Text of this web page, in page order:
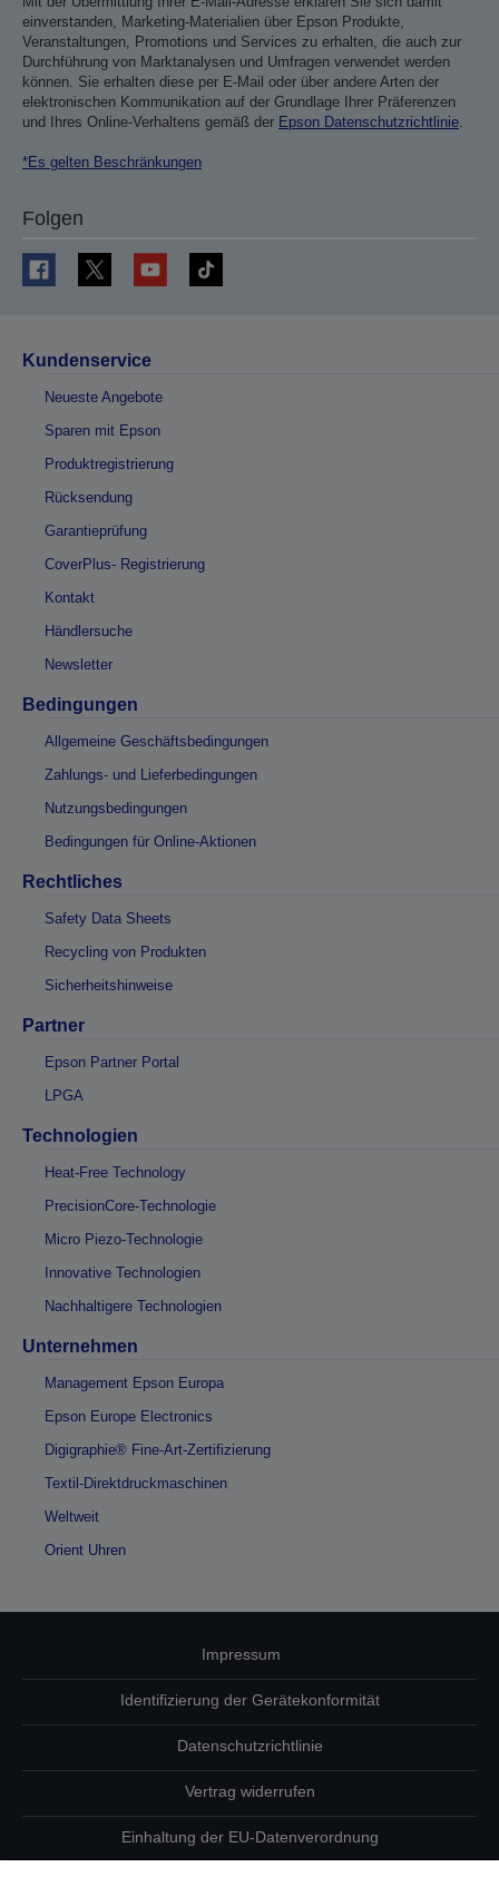
einverstanden, Marketing-Materialien über Epson Produkte,
Veranstaltungen, Promotions und Services zu erhalten, die auch zur
Durchführung von Marktanalysen und Umfragen verwendet werden
können. Sie erhalten diese per E-Mail oder über andere Arten der
elektronischen Kommunikation auf der Grundlage Ihrer Präferenzen
und Ihres Online-Verhaltens gemäß der Epson Datenschutzrichtlinie.
*Es gelten Beschränkungen
Folgen
Kundenservice
Neueste Angebote
Sparen mit Epson
Produktregistrierung
Rücksendung
Garantieprüfung
CoverPlus- Registrierung
Kontakt
Händlersuche
Newsletter
Bedingungen
Allgemeine Geschäftsbedingungen
Zahlungs- und Lieferbedingungen
Nutzungsbedingungen
Bedingungen für Online-Aktionen
Rechtliches
Safety Data Sheets
Recycling von Produkten
Sicherheitshinweise
Partner
Epson Partner Portal
LPGA
Technologien
Heat-Free Technology
PrecisionCore-Technologie
Micro Piezo-Technologie
Innovative Technologien
Nachhaltigere Technologien
Unternehmen
Management Epson Europa
Epson Europe Electronics
Digigraphie® Fine-Art-Zertifizierung
Textil-Direktdruckmaschinen
Weltweit
Orient Uhren
Impressum
Identifizierung der Gerätekonformität
Datenschutzrichtlinie
Vertrag widerrufen
Einhaltung der EU-Datenverordnung